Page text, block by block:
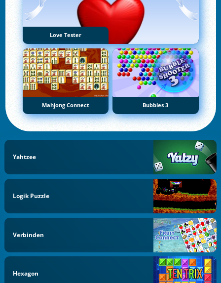
Love Tester
Mahjong Connect Bubbles 3
Yahtzee
Logik Puzzle
Verbinden
Hexagon